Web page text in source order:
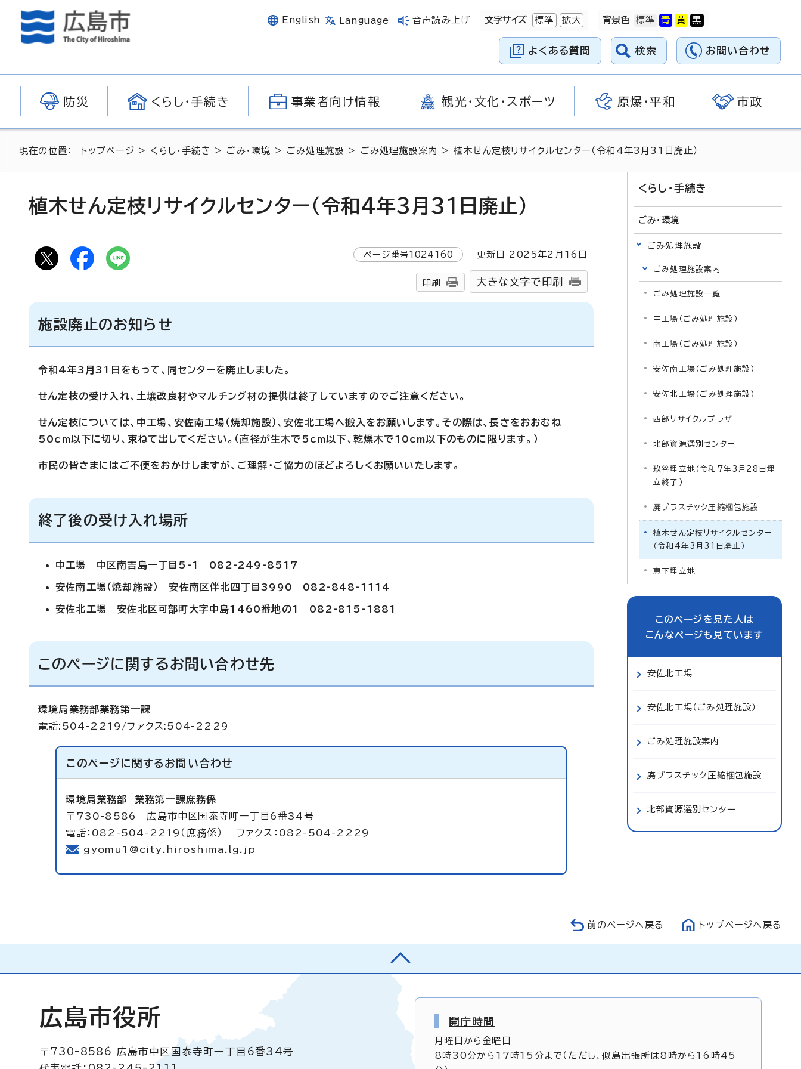
English Language 音声読み上げ 文字サイズ 標準 拡大 背景色
よくある質問 検索 お問い合わせ
防災 くらし・手続き 事業者向け情報 観光・文化・スポーツ 原爆・平和 市政
現在の位置： トップページ > くらし・手続き > ごみ・環境 > ごみ処理施設 > ごみ処理施設案内 > 植木せん定枝リサイクルセンター（令和4年3月31日廃止）
植木せん定枝リサイクルセンター（令和4年3月31日廃止）
ページ番号1024160 更新日 2025年2月 16 日
印刷 大きな文字で印刷
施設廃止のお知らせ
令和4年3月31日をもって、同センターを廃止しました。
せん定枝の受け入れ、土壌改良材やマルチング材の提供は終了していますのでご注意ください。
せん定枝については、中工場、安佐南工場（焼却施設）、安佐北工場へ搬入をお願いします。その際は、長さをおおむね
50cm以下に切り、束ねて出してください。（直径が生木で5cm以下、乾燥木で10cm以下のものに限ります。）
市民の皆さまにはご不便をおかけしますが、ご理解・ご協力のほどよろしくお願いいたします。
終了後の受け入れ場所
中工場 中区南吉島一丁目5-1 082-249-8517
安佐南工場（焼却施設） 安佐南区伴北四丁目3990 082-848-1114
安佐北工場 安佐北区可部町大字中島1460番地の1 082-815-1881
このページに関するお問い合わせ先
環境局業務部業務第一課
電話:504-2219/ファクス:504-2229
このページに関する お問い合わせ
環境局業務部 業務第一課庶務係
〒730-8586 広島市中区国泰寺町一丁目6番34号
電話：082-504-2219（庶務係） ファクス：082-504-2229
gyomu1@city.hiroshima.lg.jp
くらし・手続き
ごみ・環境
ごみ処理施設
ごみ処理施設案内
ごみ処理施設一覧
中工場（ごみ処理施設）
南工場（ごみ処理施設）
安佐南工場（ごみ処理施設）
安佐北工場（ごみ処理施設）
西部リサイクルプラザ
北部資源選別センター
玖谷埋立地（令和7年3月28日埋
立終了）
廃プラスチック圧縮梱包施設
植木せん定枝リサイクルセンター
（令和4年3月31日廃止）
恵下埋立地
このページを見た人は
こんなページも見ています
安佐北工場
安佐北工場（ごみ処理施設）
ごみ処理施設案内
廃プラスチック圧縮梱包施設
北部資源選別センター
前のページへ戻る トップページへ戻る
広島市役所
〒730-8586
広島市中区国泰寺町一丁目6番34号
開庁時間
月曜日から金曜日
8時30分から17時15分まで（ただし、似島出張所は8時から16時45